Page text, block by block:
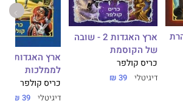
אזהרת
ארץ האגדות 2 - שובה
של הקוסמת
כריס קולפר
דיגיטלי 39 ₪
לממלכות
כריס קולפר
דיגיטלי 39 ₪